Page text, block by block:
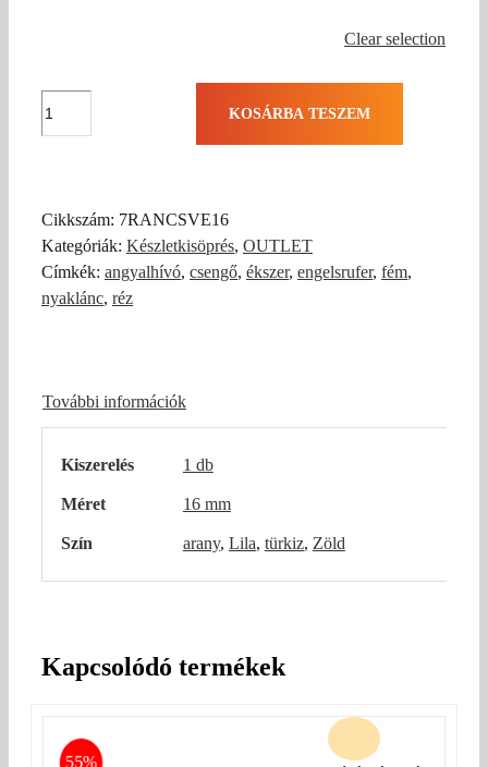
Clear selection
KOSÁRBA TESZEM
Cikkszám: 7RANCSVE16
Kategóriák: Készletkisöprés, OUTLET
Címkék: angyalhívó, csengő, ékszer, engelsrufer, fém,
nyaklánc, réz
További információk
Kiszerelés 1 db
Méret 16 mm
Szín arany, Lila, türkiz, Zöld
Kapcsolódó termékek
55%